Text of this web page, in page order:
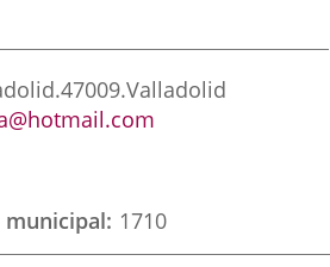
externa.externa.
47009.Valladolid
1710